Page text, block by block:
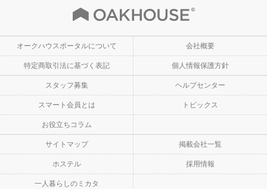
オークハウスポータルについて 会社概要
特定商取引法に基づく表記 個人情報保護方針
スタッフ募集 ヘルプセンター
スマート会員とは トピックス
お役立ちコラム
サイトマップ 掲載会社一覧
ホステル 採用情報
一人暮らしのミカタ